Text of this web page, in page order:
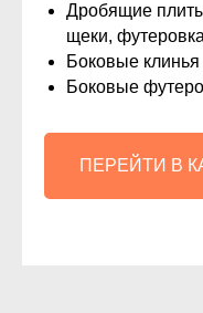
Дробящие
щеки,
Боковые клинья
Боковые
ПЕРЕЙТИ В